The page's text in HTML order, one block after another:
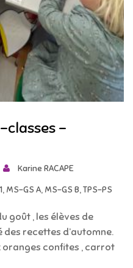
classes –
Karine RACAPE
, MS-GS A, MS-GS B,TPS-PS
goût , les élèves de
des recettes d’automne.
oranges confites , carrot